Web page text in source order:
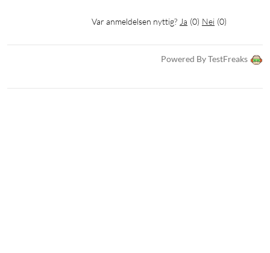
Var anmeldelsen nyttig? Ja (0) Nei (0)
Powered By TestFreaks